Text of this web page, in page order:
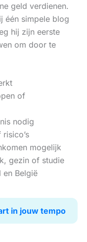
geld verdienen.
één simpele blog
hij zijn eerste
om door te
of
nodig
mogelijk
gezin of studie
en België
in jouw tempo